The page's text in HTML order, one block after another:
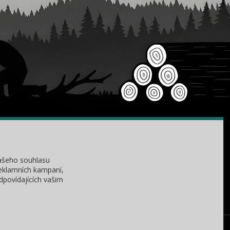
+420 735 060 350
(Po-Čt, 8-11, 13-15 hod.)
svolení. Změna cen a technických parametrů vyhrazena.
souhlasu
kampaní,
vašim